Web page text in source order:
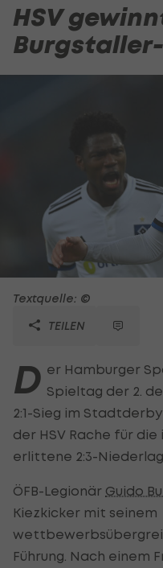
HSV
Textquelle: ©
TEILEN
D er Hamburger
Spieltag der 2.
2:1-Sieg im
der HSV Rache für
erlittene 2:3-
ÖFB-Legionär Guido
Kiezkicker mit seinem
Führung. Nach einem